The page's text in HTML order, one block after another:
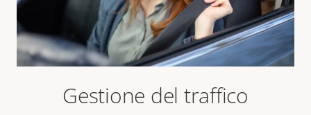
Gestione del traffico